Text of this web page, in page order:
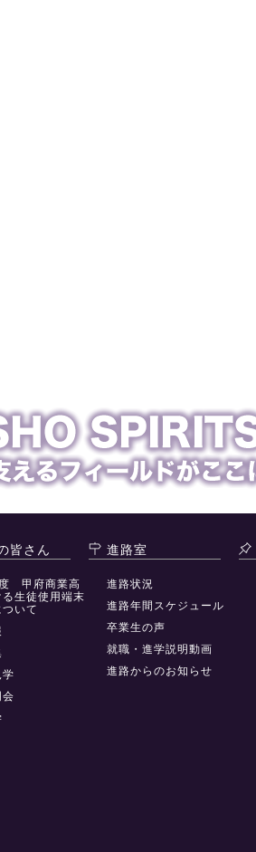
皆さん
甲府商業高
生徒使用端末
いて
学
会
進路室
進路状況
進路年間スケジュール
卒業生の声
就職・進学説明動画
進路からのお知らせ